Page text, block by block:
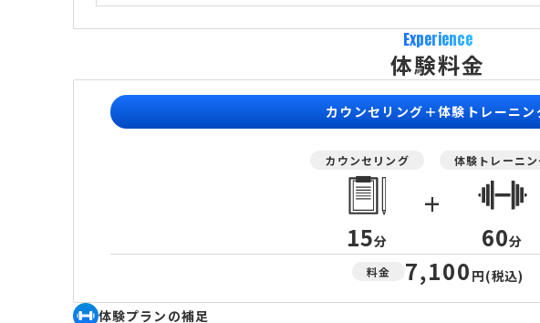
Experience
体験料金
カウンセリング＋体験トレーニン
カウンセリング
15分
+
体験トレーニン
60分
料金 7,100 円(税込)
体験プランの補足